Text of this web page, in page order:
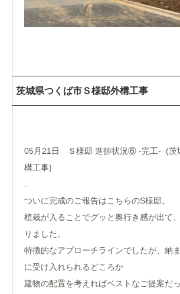
茨城県つくば市Ｓ様邸外構工事
05月21日 Ｓ様邸 進捗状況⑥ -完工- (茨
構工事)
.
ついに完成のご報告はこちらのS様邸。
植栽が入ることでグッと奥行き感が出て
りました。
特徴的なアプローチラインでしたが、納
に受け入れられるどころか
建物の配置を考えればベストなご提案だ